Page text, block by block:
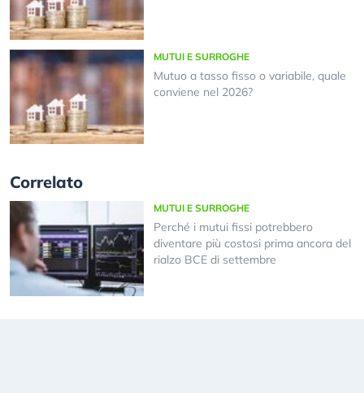
MUTUI E SURROGHE
Mutuo a tasso fisso o variabile, quale
conviene nel 2026?
Correlato
MUTUI E SURROGHE
Perché i mutui fissi potrebbero
diventare più costosi prima ancora del
rialzo BCE di settembre